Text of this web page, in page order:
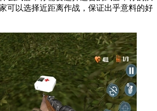
可以选择近距离作战，保证出乎意料的好